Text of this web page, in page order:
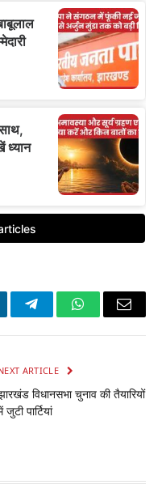
TelegramWhatsApp
Email
ARTICLE
विधानसभा चुनाव की तैयारियों
जुटी पार्टियां